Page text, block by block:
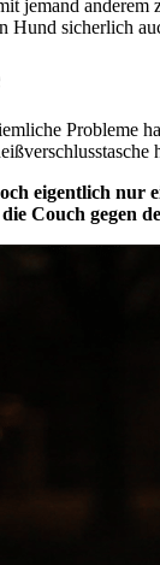
jemand
Hund sicherlich
Probleme
eigentlich nur
Couch gegen